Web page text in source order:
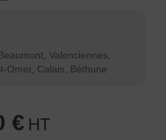
Valenciennes,
Omer, Calais, Béthune
€ HT